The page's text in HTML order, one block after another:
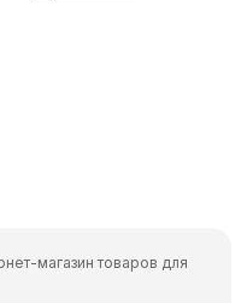
магазин товаров для